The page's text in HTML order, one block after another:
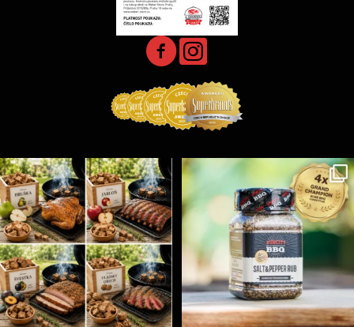
Udící špalíky - BORN TO SMOKE - různé druhy k...
5 0
Koření Suncity – autentická BBQ chuť u vás doma!...
1 0